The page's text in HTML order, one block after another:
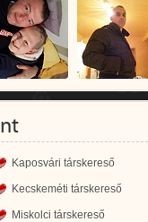
Kaposvári társkereső
Kecskeméti társkereső
Miskolci társkereső